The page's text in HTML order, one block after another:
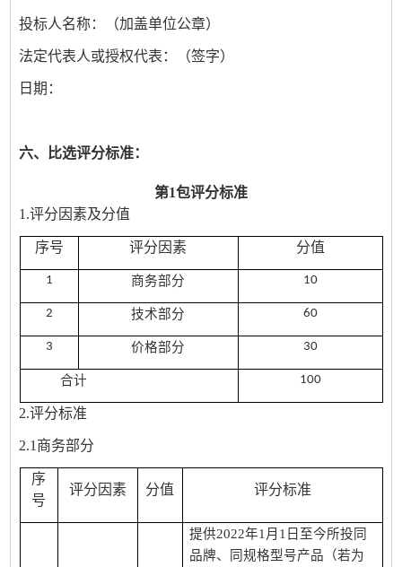
投标人名称：（加盖单位公章）
法定代表人或授权代表：（签字）
日期：
六、比选评分标准：
第1包评分标准
1.评分因素及分值
序号 评分因素 分值
1 商务部分 10
2 技术部分 60
3 价格部分 30
合计 100
2.评分标准
2.1商务部分
序
号
评分因素 分值 评分标准
提供2022年1月1日至今所投同
品牌、同规格型号产品（若为